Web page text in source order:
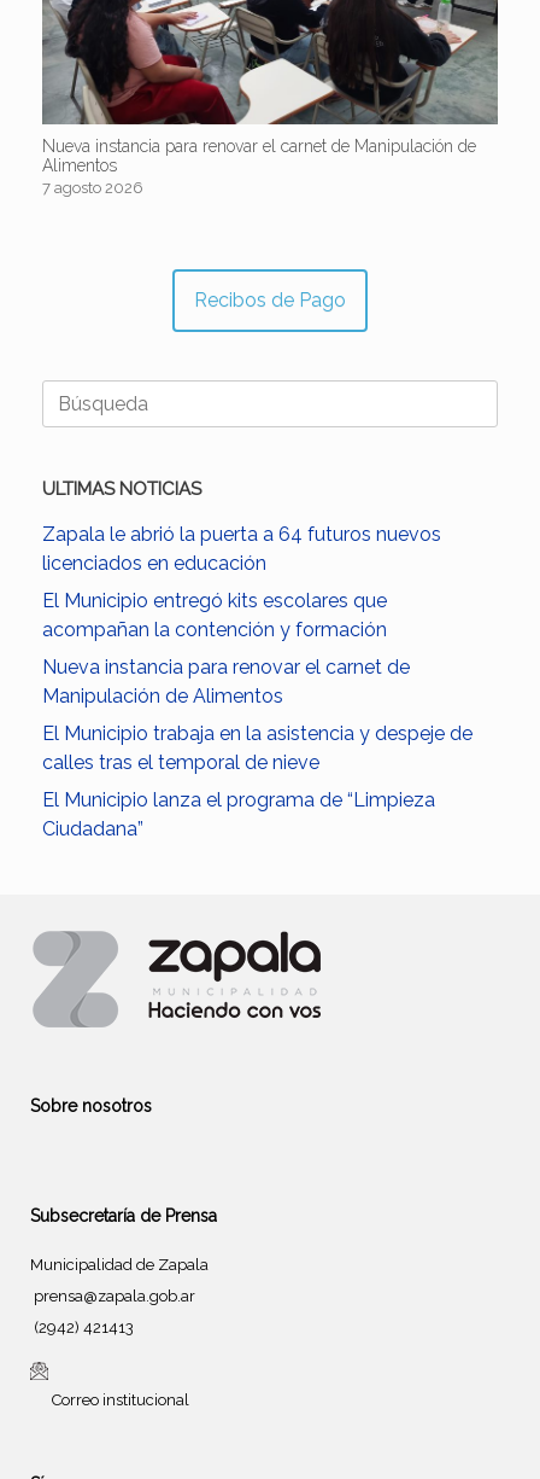
Nueva instancia para renovar el carnet de Manipulación de
Alimentos
7 agosto 2026
Recibos de Pago
Buscar:
ULTIMAS NOTICIAS
Zapala le abrió la puerta a 64 futuros nuevos
licenciados en educación
El Municipio entregó kits escolares que
acompañan la contención y formación
Nueva instancia para renovar el carnet de
Manipulación de Alimentos
El Municipio trabaja en la asistencia y despeje de
calles tras el temporal de nieve
El Municipio lanza el programa de “Limpieza
Ciudadana”
Sobre nosotros
Subsecretaría de Prensa
Municipalidad de Zapala
prensa@zapala.gob.ar
(2942) 421413
Correo institucional